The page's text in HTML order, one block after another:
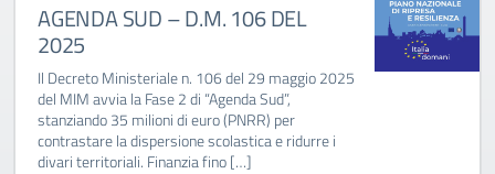
AGENDA SUD – D.M. 106 DEL
2025
Il Decreto Ministeriale n. 106 del 29 maggio 2025
del MIM avvia la Fase 2 di “Agenda Sud”,
stanziando 35 milioni di euro (PNRR) per
contrastare la dispersione scolastica e ridurre i
divari territoriali. Finanzia fino […]